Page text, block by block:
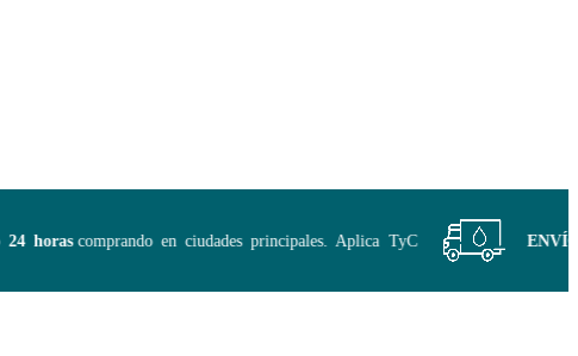
horascomprando en ciudades principales. Aplica TyC ENVÍO